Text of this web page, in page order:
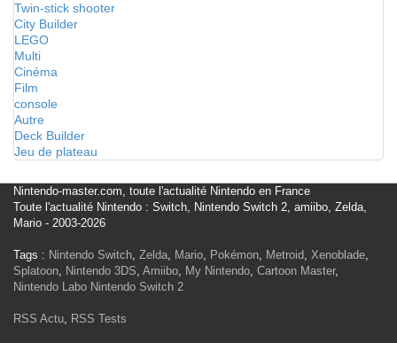
Twin-stick shooter
City Builder
LEGO
Multi
Cinéma
Film
console
Autre
Deck Builder
Jeu de plateau
Nintendo-master.com, toute l'actualité Nintendo en France
Toute l'actualité Nintendo : Switch, Nintendo Switch 2, amiibo, Zelda,
Mario - 2003-2026
Tags : Nintendo Switch, Zelda, Mario, Pokémon, Metroid, Xenoblade,
Splatoon, Nintendo 3DS, Amiibo, My Nintendo, Cartoon Master,
Nintendo Labo Nintendo Switch 2
RSS Actu, RSS Tests